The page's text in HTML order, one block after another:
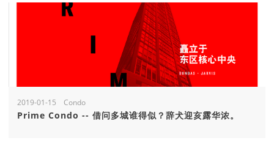
2019-01-15 Condo
Prime Condo -- 借问多城谁得似？辞犬迎亥露华浓。